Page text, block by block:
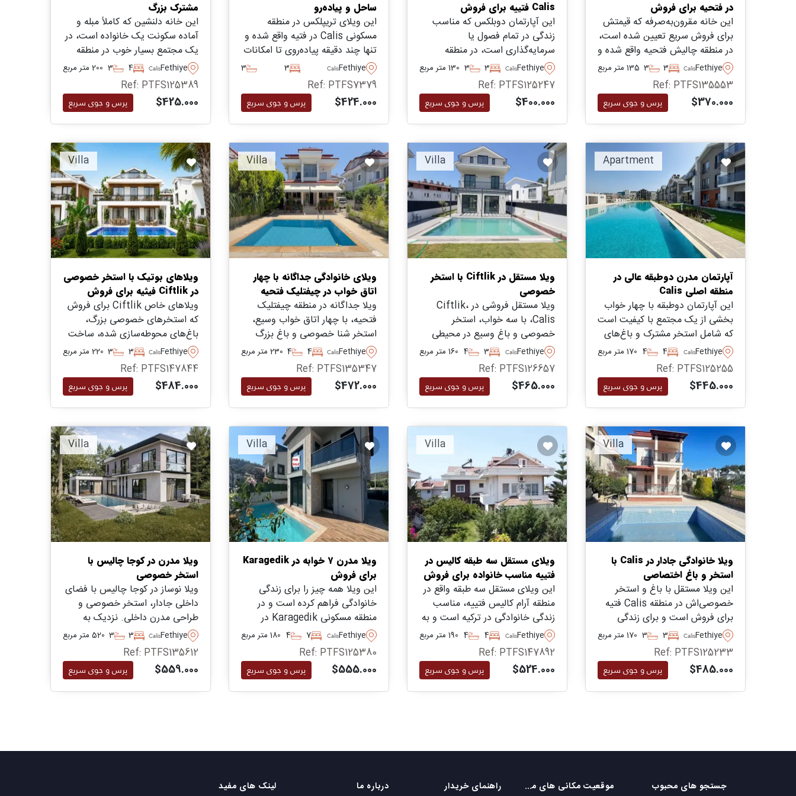
در فتحیه برای فروش
این خانه مقرون‌به‌صرفه که قیمتش
برای فروش سریع تعیین شده است،
در منطقه چالیش فتحیه واقع شده و
تنها چند دقیقه پیاده‌روی تا ساحل
معروف برای عصرهای طولانی کنار
دریا با خانواده و عزیزان فاصله دارد.
Fethiye
Calis
3
3 135 متر مربع
Ref: PTFS135553
$370.000 پرس و جوی سریع
Calis فتییه برای فروش
این آپارتمان دوبلکس که مناسب
زندگی در تمام فصول یا
سرمایه‌گذاری است، در منطقه
ساحل Calis از منطقه فتییه واقع
شده و تنها چند دقیقه پیاده‌روی تا
امکانات روزانه و نیازهای اولیه
فاصله دارد.
Fethiye
Calis
3
3 130 متر مربع
Ref: PTFS125247
$400.000 پرس و جوی سریع
ساحل و پیاده‌رو
این ویلای تریپلکس در منطقه
مسکونی Calis در فتیه واقع شده و
تنها چند دقیقه پیاده‌روی تا امکانات
و حمل و نقل دارد – مناسب برای
کسانی که قصد اقامت دائم در ترکیه
را دارند.
Fethiye
Calis
3
3
Ref: PTFS7379
$424.000 پرس و جوی سریع
مشترک بزرگ
این خانه دلنشین که کاملاً مبله و
آماده سکونت یک خانواده است، در
یک مجتمع بسیار خوب در منطقه
Calis از ناحیه فتیه واقع شده و
تنها چند دقیقه با نزدیک‌ترین ساحل
و پیاده‌روی فاصله دارد.
Fethiye
Calis
4
3 200 متر مربع
Ref: PTFS125389
$425.000 پرس و جوی سریع
Apartment
آپارتمان مدرن دوطبقه عالی در
منطقه اصلی Calis
این آپارتمان دوطبقه با چهار خواب
بخشی از یک مجتمع با کیفیت است
که شامل استخر مشترک و باغ‌های
طراحی‌شده برای استراحت ساکنان
در منطقه آرام Calis در منطقه فتیه
می‌باشد.
Fethiye
Calis
4
4 170 متر مربع
Ref: PTFS125255
$445.000 پرس و جوی سریع
Villa
ویلا مستقل در Ciftlik با استخر
خصوصی
ویلا مستقل فروشی در Ciftlik،
Calis، با سه خواب، استخر
خصوصی و باغ وسیع در محیطی
مسکونی آرام. واقع در فاصله کوتاه
رانندگی از ساحل و امکانات روزانه،
ایده‌آل برای زندگی خانوادگی یا
استفاده به عنوان ملک تعطیلات.
Fethiye
Calis
3
4 160 متر مربع
Ref: PTFS126657
$465.000 پرس و جوی سریع
Villa
ویلای خانوادگی جداگانه با چهار
اتاق خواب در چيفتلیک فتحیه
ویلا جداگانه در منطقه چيفتلیک
فتحیه، با چهار اتاق خواب وسیع،
استخر شنا خصوصی و باغ بزرگ
محوطه‌سازی شده برای آرامش در
فضای باز. واقع شده در منطقه‌ای
آرام نزدیک به ساحل چالیس و
امکانات روزمره.
Fethiye
Calis
4
4 230 متر مربع
Ref: PTFS135347
$472.000 پرس و جوی سریع
Villa
ویلاهای بوتیک با استخر خصوصی
در Ciftlik فیثیه برای فروش
ویلاهای خاص Ciftlik برای فروش
که استخرهای خصوصی بزرگ،
باغ‌های محوطه‌سازی شده، ساخت
با کیفیت و فضای وسیع خانوادگی
را در یکی از سریع‌ترین محلات
مسکونی در حال رشد فیثیه ارائه
می‌دهد.
Fethiye
Calis
3
3 220 متر مربع
Ref: PTFS147844
$484.000 پرس و جوی سریع
Villa
ویلا خانوادگی جادار در Calis با
استخر و باغ اختصاصی
این ویلا مستقل با باغ و استخر
خصوصی‌اش در منطقه Calis فتیه
برای فروش است و برای زندگی
خانوادگی ایده‌آل است. همین امروز
برای اطلاعات بیشتر و ترتیب بازدید
تماس بگیرید.
Fethiye
Calis
3
3 170 متر مربع
Ref: PTFS125233
$485.000 پرس و جوی سریع
Villa
ویلای مستقل سه طبقه کالیس در
فتییه مناسب خانواده برای فروش
این ویلای مستقل سه طبقه واقع در
منطقه آرام کالیس فتییه، مناسب
زندگی خانوادگی در ترکیه است و به
دلیل نزدیکی به امکانات روزمره و
ساحل، توصیه می‌شود.
Fethiye
Calis
4
4 190 متر مربع
Ref: PTFS147892
$524.000 پرس و جوی سریع
Villa
ویلا مدرن ۷ خوابه در Karagedik
برای فروش
این ویلا همه چیز را برای زندگی
خانوادگی فراهم کرده است و در
منطقه مسکونی Karagedik در
Fethiye واقع شده است – شامل
استخر خصوصی و باغچه بالغ برای
استراحت و گذراندن وقت در فضای
باز.
Fethiye
Calis
7
4 180 متر مربع
Ref: PTFS125380
$555.000 پرس و جوی سریع
Villa
ویلا مدرن در کوجا چالیس با
استخر خصوصی
ویلا نوساز در کوجا چالیس با فضای
داخلی جادار، استخر خصوصی و
طراحی مدرن داخلی. نزدیک به
ساحل چالیس و امکانات، مناسب
برای زندگی خانوادگی یا
سرمایه‌گذاری بلندمدت.
Fethiye
Calis
3
3 520 متر مربع
Ref: PTFS135612
$559.000 پرس و جوی سریع
جستجو های محبوب موقعیت مکانی های محبوب راهنمای خریدار درباره ما لینک های مفید